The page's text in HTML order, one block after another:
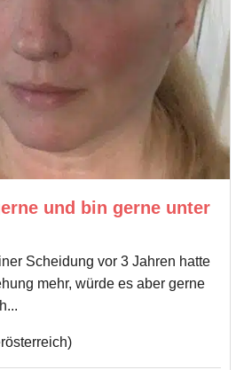
und bin gerne unter
Scheidung vor 3 Jahren hatte
mehr, würde es aber gerne